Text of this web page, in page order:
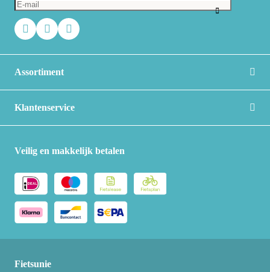
Assortiment
Klantenservice
Veilig en makkelijk betalen
Fietsunie